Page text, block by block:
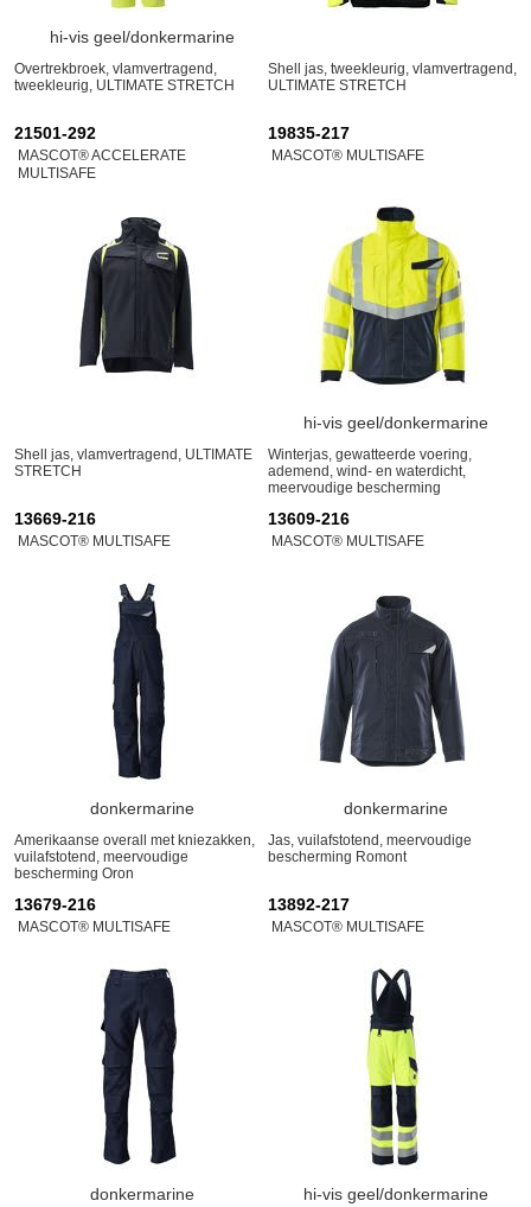
hi-vis geel/donkermarine
Overtrekbroek, vlamvertragend,
tweekleurig, ULTIMATE STRETCH
Shell jas, tweekleurig, vlamvertragend,
ULTIMATE STRETCH
21501-292
MASCOT® ACCELERATE
MULTISAFE
Shell jas, vlamvertragend, ULTIMATE
STRETCH
19835-217
MASCOT® MULTISAFE
hi-vis geel/donkermarine
Winterjas, gewatteerde voering,
ademend, wind- en waterdicht,
meervoudige bescherming
13669-216
MASCOT® MULTISAFE
donkermarine
Amerikaanse overall met kniezakken,
vuilafstotend, meervoudige
bescherming Oron
13609-216
MASCOT® MULTISAFE
donkermarine
Jas, vuilafstotend, meervoudige
bescherming Romont
13679-216
MASCOT® MULTISAFE
donkermarine
13892-217
MASCOT® MULTISAFE
hi-vis geel/donkermarine